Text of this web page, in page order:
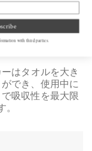
オル
タオル
り方は、時代を
りません。
はタオルを大き
でき、使用中に
吸収性を最大限
with third parties.